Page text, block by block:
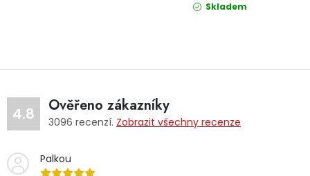
Skladem
4.8 Ověřeno zákazníky
3096 recenzí. Zobrazit všechny recenze
Palkou